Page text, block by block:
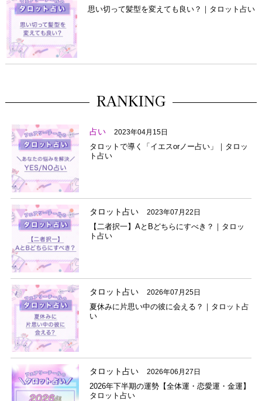
思い切って髪型を変えても良い？｜タロット占い
RANKING
占い 2023年04月15日
タロットで導く「イエスorノー占い」｜タロッ
ト占い
タロット占い 2023年07月22日
【二者択一】AとBどちらにすべき？｜タロッ
ト占い
タロット占い 2026年07月25日
夏休みに片思い中の彼に会える？｜タロット占
い
タロット占い 2026年06月27日
2026年下半期の運勢【全体運・恋愛運・金運】
タロット占い